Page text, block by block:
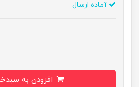
آماده ارسال